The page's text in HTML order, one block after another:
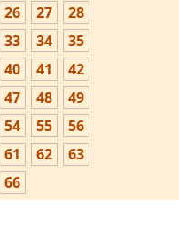
26 27
28
33 34
35
40 41
42
47 48
49
54 55
56
61 62
63
66